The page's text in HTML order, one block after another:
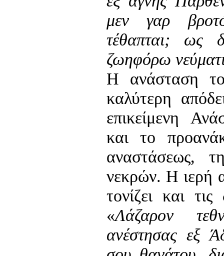
μεν γαρ
τέθαπται; ως
ζωηφόρω
Η ανάσταση
καλύτερη
επικείμενη
και το
αναστάσεως,
νεκρών. Η ιερή
τονίζει και
«Λάζαρον
ανέστησας εξ